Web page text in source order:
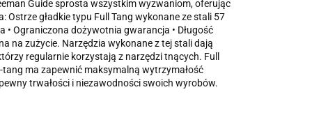
Guide sprosta wszystkim wyzwaniom, oferując
gładkie typu Full Tang wykonane ze stali 57
Ograniczona dożywotnia gwarancja • Długość
na zużycie. Narzędzia wykonane z tej stali dają
regularnie korzystają z narzędzi tnących. Full
ma zapewnić maksymalną wytrzymałość
trwałości i niezawodności swoich wyrobów.